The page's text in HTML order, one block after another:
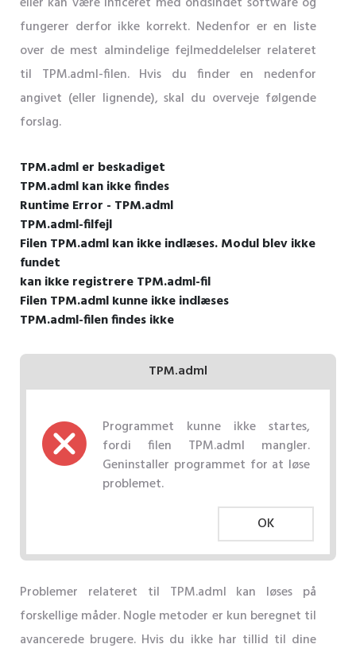
fungerer derfor ikke korrekt. Nedenfor er en liste
over de mest almindelige fejlmeddelelser relateret
til TPM.adml-filen. Hvis du finder en nedenfor
angivet (eller lignende), skal du overveje følgende
forslag.
TPM.adml er beskadiget
TPM.adml kan ikke findes
Runtime Error - TPM.adml
TPM.adml-filfejl
Filen TPM.adml kan ikke indlæses. Modul blev ikke
fundet
kan ikke registrere TPM.adml-fil
Filen TPM.adml kunne ikke indlæses
TPM.adml-filen findes ikke
TPM.adml
Programmet kunne ikke startes,
fordi filen TPM.adml mangler.
Geninstaller programmet for at løse
problemet.
OK
Problemer relateret til TPM.adml kan løses på
forskellige måder. Nogle metoder er kun beregnet til
avancerede brugere. Hvis du ikke har tillid til dine